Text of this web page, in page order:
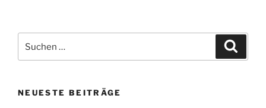
nach:
NEUESTE BEITRÄGE